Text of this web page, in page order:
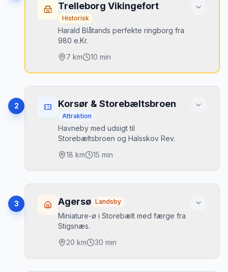
Trelleborg Vikingefort
Historisk
Harald Blåtands perfekte ringborg fra
980 e.Kr.
7 km 10 min
• Perfekt cirkulært fort
Rekonstruerede langhuse
Vikingemarked om sommeren
mad.
2 Korsør & Storebæltsbroen
Attraktion
Havneby med udsigt til
Storebæltsbroen og Halsskov Rev.
18 km 15 min
•
Storebæltsbroen tæt på
Korsør Søbatteri
Fiskehavn
3 Agersø Landsby
Miniature-ø i Storebælt med færge fra
Stigsnæs.
20 km 30 min